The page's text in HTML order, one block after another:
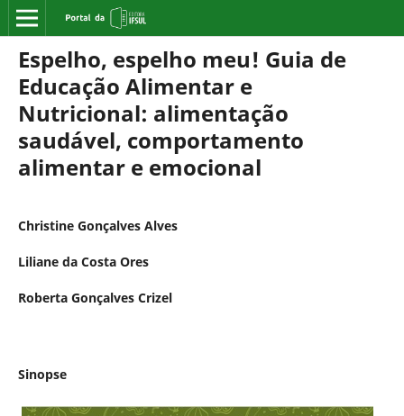
Espelho, espelho meu! Guia de
Educação Alimentar e
Nutricional: alimentação
saudável, comportamento
alimentar e emocional
Christine Gonçalves Alves
Liliane da Costa Ores
Roberta Gonçalves Crizel
Sinopse